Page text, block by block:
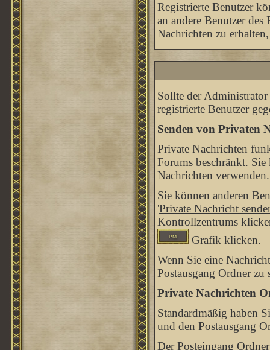
Registrierte Benutzer
an andere Benutzer
Nachrichten zu
Sollte der
registrierte Benutzer
Senden von Privaten
Private Nachrichten
Forums beschränkt.
Nachrichten verwenden.
Sie können anderen
'Private Nachricht
Kontrollzentrums
Grafik klicken.
Wenn Sie eine
Postausgang Ordner zu
Private Nachrichten
Standardmäßig haben
und den Postausgang
Der Posteingang